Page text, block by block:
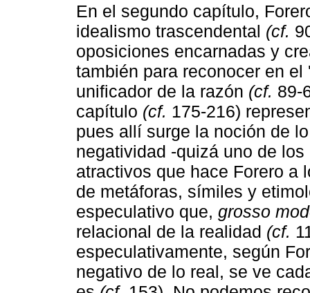
En el segundo capítulo,
idealismo trascendental (cf.
oposiciones encarnadas y
también para reconocer en
unificador de la razón (cf. 89-
capítulo (cf. 175-216)
pues allí surge la noción de
negatividad -quizá uno de
atractivos que hace Forero a
de metáforas, símiles y
especulativo que, grosso
relacional de la realidad (cf.
especulativamente, según
negativo de lo real, se ve